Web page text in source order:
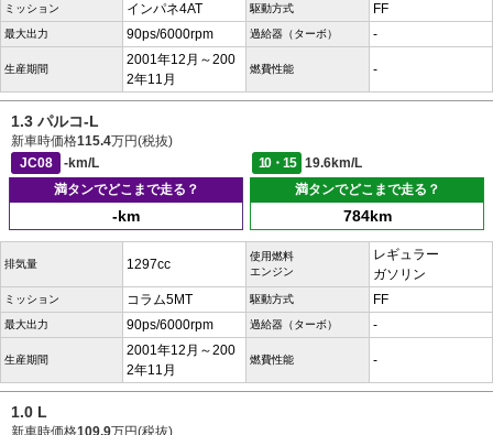
ミッション インパネ4AT 駆動方式 FF
最大出力 90ps/6000rpm 過給器（ターボ） -
生産期間
2001年12月～200
2年11月
燃費性能 -
1.3 パルコ-L
新車時価格115.4万円(税抜)
JC08
-km/L 10・15
19.6km/L
満タンでどこまで走る？
-km
満タンでどこまで走る？
784km
排気量 1297cc
使用燃料
エンジン
レギュラー
ガソリン
ミッション コラム5MT 駆動方式 FF
最大出力 90ps/6000rpm 過給器（ターボ） -
生産期間
2001年12月～200
2年11月
燃費性能 -
1.0 L